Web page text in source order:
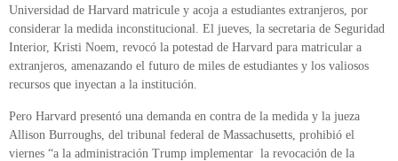
Universidad de Harvard matricule y acoja a estudiantes extranjeros, por
considerar la medida inconstitucional. El jueves, la secretaria de Seguridad
Interior, Kristi Noem, revocó la potestad de Harvard para matricular a
extranjeros, amenazando el futuro de miles de estudiantes y los valiosos
recursos que inyectan a la institución.
Pero Harvard presentó una demanda en contra de la medida y la jueza
Allison Burroughs, del tribunal federal de Massachusetts, prohibió el
viernes “a la administración Trump implementar la revocación de la